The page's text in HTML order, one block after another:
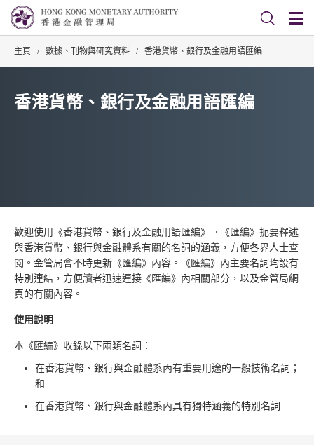
主頁 / 數據、刊物與研究資料 / 香港貨幣、銀行及金融用語匯編
香港貨幣、銀行及金融用語匯編
歡迎使用《香港貨幣、銀行及金融用語匯編》。《匯編》扼要釋述
與香港貨幣、銀行與金融體系有關的名詞的涵義，方便各界人士查
閱。金管局會不時更新《匯編》內容。《匯編》內主要名詞均設有
特別連結，方便讀者迅速連接《匯編》內相關部分，以及金管局網
頁的有關內容。
使用說明
本《匯編》收錄以下兩類名詞：
在香港貨幣、銀行與金融體系內有重要用途的一般技術名詞；
和
在香港貨幣、銀行與金融體系內具有獨特涵義的特別名詞